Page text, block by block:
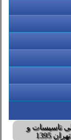
تاسیسات و
1395